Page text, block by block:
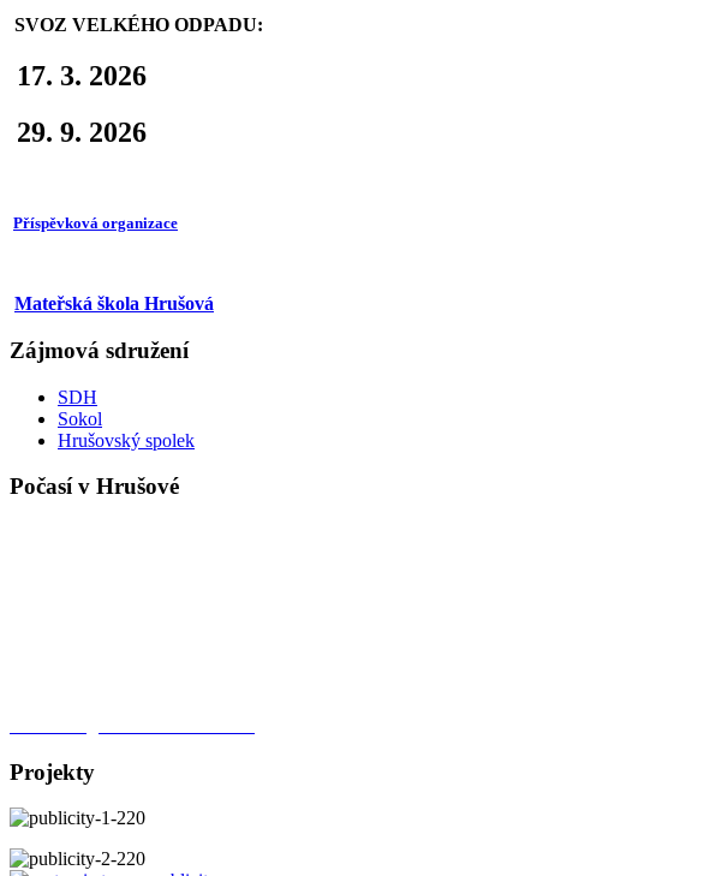
SVOZ VELKÉHO ODPADU:
17. 3. 2026
29. 9. 2026
Příspěvková organizace
Mateřská škola Hrušová
Zájmová sdružení
SDH
Sokol
Hrušovský spolek
Počasí v Hrušové
Projekty